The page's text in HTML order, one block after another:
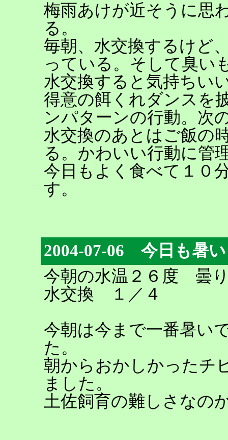
梅雨あけが近そうに思
る。
毎朝、水交換するけど
っている。そして臭い
水交換すると気持ちい
得意の餌くれダンスを
ンパターンの行動。次
水交換のあとはご飯の
る。かわいい行動に管
今日もよく食べて１０
す。
2004-07-06 今日も暑い
今朝の水温２６度 曇
水交換 １／４
今朝は今まで一番暑い
た。
朝からおかしかったチ
ました。
土佐飼育の難しさなの